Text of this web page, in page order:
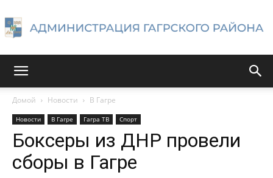
Гагрского
Домой Новости В Гагре
Новости В Гагре Гагра ТВ Спорт
Боксеры из ДНР провели
сборы в Гагре